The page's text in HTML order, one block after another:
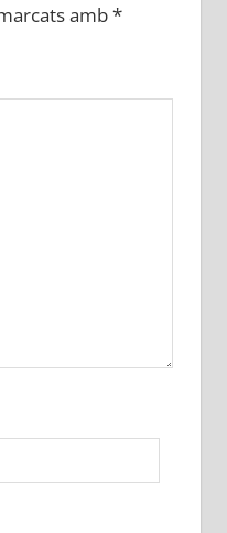
amb*